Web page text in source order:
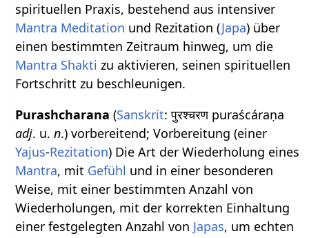
spirituellen Praxis, bestehend aus intensiver
Mantra Meditation und Rezitation (Japa) über
einen bestimmten Zeitraum hinweg, um die
Mantra Shakti zu aktivieren, seinen spirituellen
Fortschritt zu beschleunigen.
Purashcharana (Sanskrit: पुरश्चरण puraścáraṇa
adj. u.n.) vorbereitend; Vorbereitung (einer
Yajus-Rezitation) Die Art der Wiederholung eines
Mantra, mit Gefühl und in einer besonderen
Weise, mit einer bestimmten Anzahl von
Wiederholungen, mit der korrekten Einhaltung
einer festgelegten Anzahl von Japas, um echten